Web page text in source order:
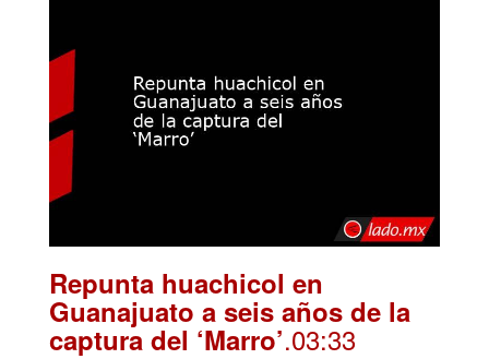
Repunta huachicol en
Guanajuato a seis años de la
captura del ‘Marro’.03:33